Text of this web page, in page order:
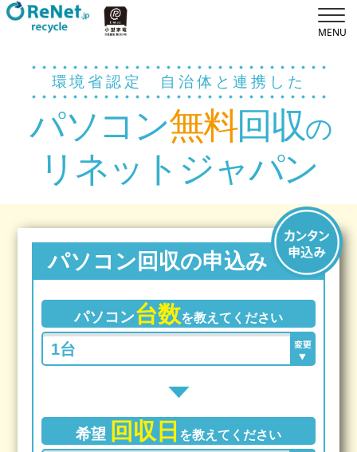
環境省認定 自治体と連携した
パソコン無料回収の
リネットジャパン
パソコン回収の申込み
パソコン台数を教えてください
希望 回収日 を教えてください